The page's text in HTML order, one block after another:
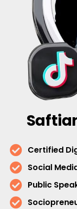
Certified
Social
Public